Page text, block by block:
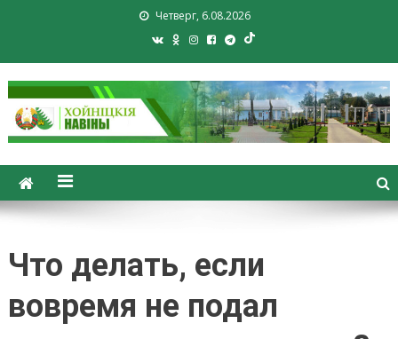
Четверг, 6.08.2026
Хойники. Хойнiцкiя навiны.
Новости Хойник. Районная
Что делать, если
вовремя не подал